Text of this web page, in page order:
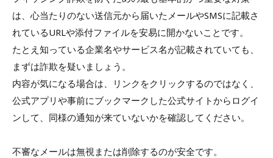
は、心当たりのない送信元から届いたメールやSMSに記載さ
れているURLや添付ファイルを安易に開かないことです。
たとえ知っている企業名やサービス名が記載されていても、
まずは詐欺を疑いましょう。
内容が気になる場合は、リンクをクリックするのではなく、
公式アプリや事前にブックマークした公式サイトからログイ
ンして、同様の通知が来ていないかを確認してください。
不審なメールは無視または削除するのが安全です。